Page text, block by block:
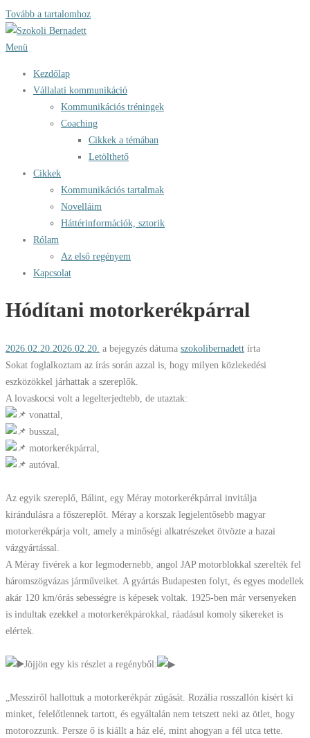
Tovább a tartalomhoz
Menü
Kezdőlap
Vállalati kommunikáció
Kommunikációs tréningek
Coaching
Cikkek a témában
Letölthető
Cikkek
Kommunikációs tartalmak
Novelláim
Háttérinformációk, sztorik
Rólam
Az első regényem
Kapcsolat
Hódítani motorkerékpárral
2026.02.20. 2026.02.20. a bejegyzés dátuma szokolibernadett írta
Sokat foglalkoztam az írás során azzal is, hogy milyen közlekedési
eszközökkel járhattak a szereplők.
A lovaskocsi volt a legelterjedtebb, de utaztak:
vonattal,
busszal,
motorkerékpárral,
autóval.
Az egyik szereplő, Bálint, egy Méray motorkerékpárral invitálja
kirándulásra a főszereplőt. Méray a korszak legjelentősebb magyar
motorkerékpárja volt, amely a minőségi alkatrészeket ötvözte a hazai
vázgyártással.
A Méray fivérek a kor legmodernebb, angol JAP motorblokkal szerelték fel
háromszögvázas járműveiket. A gyártás Budapesten folyt, és egyes modellek
akár 120 km/órás sebességre is képesek voltak. 1925-ben már versenyeken
is indultak ezekkel a motorkerékpárokkal, ráadásul komoly sikereket is
elértek.
Jöjjön egy kis részlet a regényből:
„Messziről hallottuk a motorkerékpár zúgását. Rozália rosszallón kísért ki
minket, felelőtlennek tartott, és egyáltalán nem tetszett neki az ötlet, hogy
motorozzunk. Persze ő is kiállt a ház elé, mint ahogyan a fél utca tette.